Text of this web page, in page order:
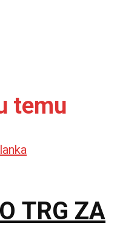
temu
TRG ZA